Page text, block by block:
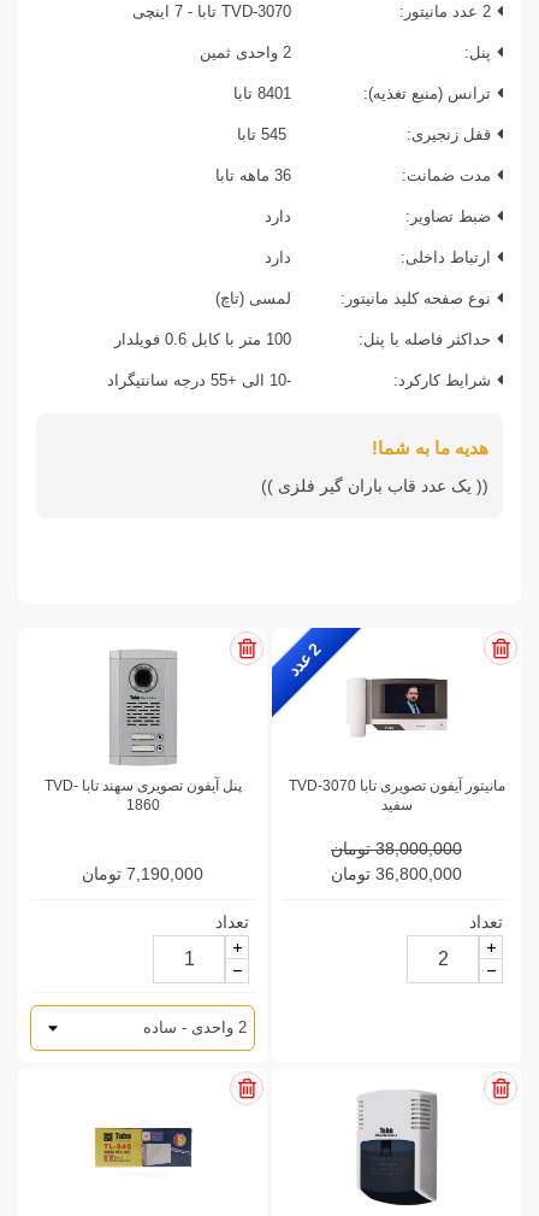
2 عدد مانیتور: TVD-3070 تابا - 7 اینچی
پنل: 2 واحدی ثمین
ترانس (منبع تغذیه): 8401 تابا
قفل زنجیری:
مدت ضمانت: 36 ماهه تابا
ضبط تصاویر: دارد
ارتباط داخلی: دارد
نوع صفحه کلید مانیتور: لمسی (تاچ)
حداکثر فاصله با پنل: 100 متر با کابل 0.6 فویلدار
شرایط کارکرد: -10 الی +55 درجه سانتیگراد
هدیه ما به شما!
(( یک عدد قاب باران گیر فلزی ))
2
ع
د
د
مانیتور آیفون تصویری تابا TVD-3070
سفید
38,000,000 تومان
36,800,000 تومان
تعداد
پنل آیفون تصویری سهند تابا TVD-
1860
7,190,000 تومان
تعداد